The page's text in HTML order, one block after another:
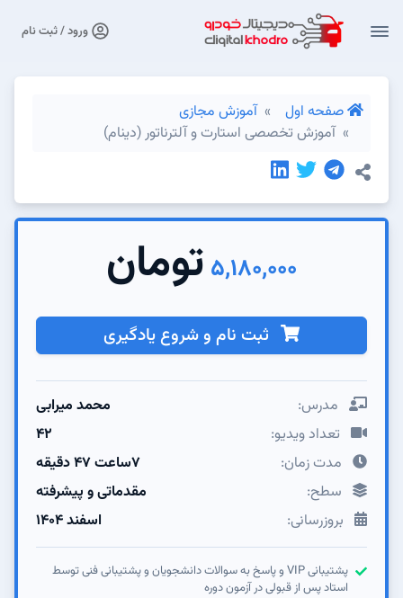
ورود / ثبت نام
صفحه اول
آموزش مجازی
آموزش تخصصی استارت و آلترناتور (دینام)
5,180,000 تومان
ثبت نام و شروع یادگیری
مدرس:
محمد میرابی
تعداد ویدیو:
42
مدت زمان:
7ساعت 47 دقیقه
سطح:
مقدماتی و پیشرفته
بروزرسانی:
اسفند ۱۴۰۴
پشتیبانی VIP و پاسخ به سوالات دانشجویان و پشتیبانی فنی توسط
استاد پس از قبولی در آزمون دوره